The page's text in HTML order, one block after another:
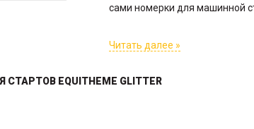
сами номерки для машинной
Читать далее »
EQUITHEME GLITTER